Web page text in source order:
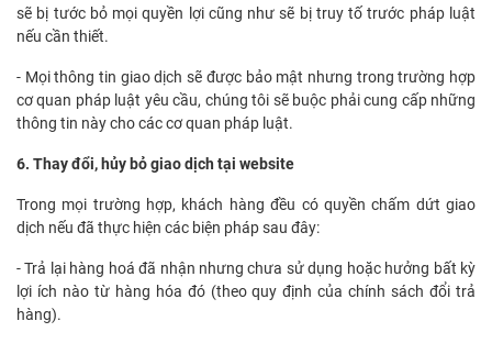
sẽ bị tước bỏ mọi quyền lợi cũng như sẽ bị truy tố trước pháp luật
nếu cần thiết.
- Mọi thông tin giao dịch sẽ được bảo mật nhưng trong trường hợp
cơ quan pháp luật yêu cầu, chúng tôi sẽ buộc phải cung cấp những
thông tin này cho các cơ quan pháp luật.
6. Thay đổi, hủy bỏ giao dịch tại website
Trong mọi trường hợp, khách hàng đều có quyền chấm dứt giao
dịch nếu đã thực hiện các biện pháp sau đây:
- Trả lại hàng hoá đã nhận nhưng chưa sử dụng hoặc hưởng bất kỳ
lợi ích nào từ hàng hóa đó (theo quy định của chính sách đổi trả
hàng).